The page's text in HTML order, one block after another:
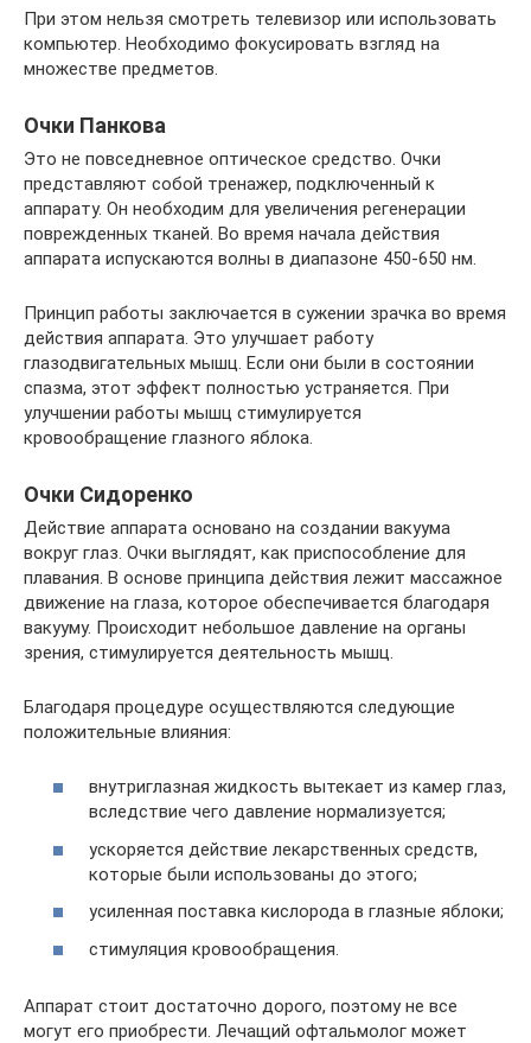
При этом нельзя смотреть телевизор или использовать
компьютер. Необходимо фокусировать взгляд на
множестве предметов.
Очки Панкова
Это не повседневное оптическое средство. Очки
представляют собой тренажер, подключенный к
аппарату. Он необходим для увеличения регенерации
поврежденных тканей. Во время начала действия
аппарата испускаются волны в диапазоне 450-650 нм.
Принцип работы заключается в сужении зрачка во время
действия аппарата. Это улучшает работу
глазодвигательных мышц. Если они были в состоянии
спазма, этот эффект полностью устраняется. При
улучшении работы мышц стимулируется
кровообращение глазного яблока.
Очки Сидоренко
Действие аппарата основано на создании вакуума
вокруг глаз. Очки выглядят, как приспособление для
плавания. В основе принципа действия лежит массажное
движение на глаза, которое обеспечивается благодаря
вакууму. Происходит небольшое давление на органы
зрения, стимулируется деятельность мышц.
Благодаря процедуре осуществляются следующие
положительные влияния:
внутриглазная жидкость вытекает из камер глаз,
вследствие чего давление нормализуется;
ускоряется действие лекарственных средств,
которые были использованы до этого;
усиленная поставка кислорода в глазные яблоки;
стимуляция кровообращения.
Аппарат стоит достаточно дорого, поэтому не все
могут его приобрести. Лечащий офтальмолог может